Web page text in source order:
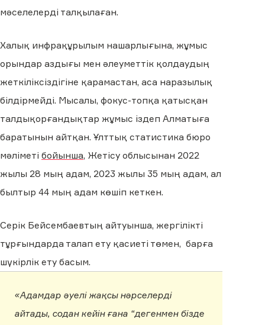
мәселелерді талқылаған.
Халық инфрақұрылым нашарлығына, жұмыс
орындар аздығы мен әлеуметтік қолдаудың
жеткіліксіздігіне қарамастан, аса наразылық
білдірмейді. Мысалы, фокус-топқа қатысқан
талдықорғандықтар жұмыс іздеп Алматыға
баратынын айтқан. Ұлттық статистика бюро
мәліметі бойынша, Жетісу облысынан 2022
жылы 28 мың адам, 2023 жылы 35 мың адам, ал
былтыр 44 мың адам көшіп кеткен.
Серік Бейсембаевтың айтуынша, жергілікті
тұрғындарда талап ету қасиеті төмен, барға
шүкірлік ету басым.
«Адамдар әуелі жақсы нәрселерді
айтады, содан кейін ғана “дегенмен бізде